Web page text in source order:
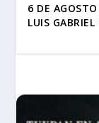
6 DE
LUIS